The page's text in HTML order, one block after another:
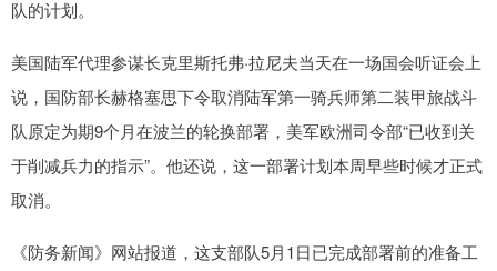
队的计划。
美国陆军代理参谋长克里斯托弗·拉尼夫当天在一场国会听证会上
说，国防部长赫格塞思下令取消陆军第一骑兵师第二装甲旅战斗
队原定为期9个月在波兰的轮换部署，美军欧洲司令部“已收到关
于削减兵力的指示”。他还说，这一部署计划本周早些时候才正式
取消。
《防务新闻》网站报道，这支部队5月1日已完成部署前的准备工